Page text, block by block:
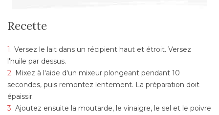
Recette
Versez le lait dans un récipient haut et étroit. Versez
l'huile par dessus.
Mixez à l'aide d'un mixeur plongeant pendant 10
secondes, puis remontez lentement. La préparation doit
épaissir.
Ajoutez ensuite la moutarde, le vinaigre, le sel et le poivre